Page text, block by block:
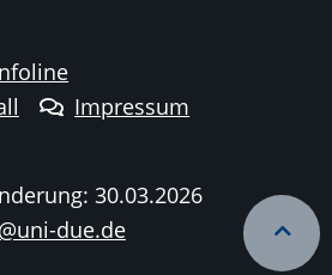
Impressum
30.03.2026
due.de